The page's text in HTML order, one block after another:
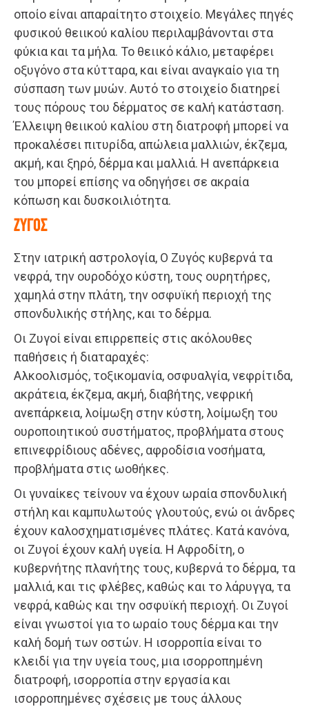
οποίο είναι απαραίτητο στοιχείο. Μεγάλες πηγές
φυσικού θειικού καλίου περιλαμβάνονται στα
φύκια και τα μήλα. Το θειικό κάλιο, μεταφέρει
οξυγόνο στα κύτταρα, και είναι αναγκαίο για τη
σύσπαση των μυών. Αυτό το στοιχείο διατηρεί
τους πόρους του δέρματος σε καλή κατάσταση.
Έλλειψη θειικού καλίου στη διατροφή μπορεί να
προκαλέσει πιτυρίδα, απώλεια μαλλιών, έκζεμα,
ακμή, και ξηρό, δέρμα και μαλλιά. Η ανεπάρκεια
του μπορεί επίσης να οδηγήσει σε ακραία
κόπωση και δυσκοιλιότητα.
ΖΥΓΟΣ
Στην ιατρική αστρολογία, Ο Ζυγός κυβερνά τα
νεφρά, την ουροδόχο κύστη, τους ουρητήρες,
χαμηλά στην πλάτη, την οσφυϊκή περιοχή της
σπονδυλικής στήλης, και το δέρμα.
Οι Ζυγοί είναι επιρρεπείς στις ακόλουθες
παθήσεις ή διαταραχές:
Αλκοολισμός, τοξικομανία, οσφυαλγία, νεφρίτιδα,
ακράτεια, έκζεμα, ακμή, διαβήτης, νεφρική
ανεπάρκεια, λοίμωξη στην κύστη, λοίμωξη του
ουροποιητικού συστήματος, προβλήματα στους
επινεφρίδιους αδένες, αφροδίσια νοσήματα,
προβλήματα στις ωοθήκες.
Οι γυναίκες τείνουν να έχουν ωραία σπονδυλική
στήλη και καμπυλωτούς γλουτούς, ενώ οι άνδρες
έχουν καλοσχηματισμένες πλάτες. Κατά κανόνα,
οι Ζυγοί έχουν καλή υγεία. Η Αφροδίτη, ο
κυβερνήτης πλανήτης τους, κυβερνά το δέρμα, τα
μαλλιά, και τις φλέβες, καθώς και το λάρυγγα, τα
νεφρά, καθώς και την οσφυϊκή περιοχή. Οι Ζυγοί
είναι γνωστοί για το ωραίο τους δέρμα και την
καλή δομή των οστών. Η ισορροπία είναι το
κλειδί για την υγεία τους, μια ισορροπημένη
διατροφή, ισορροπία στην εργασία και
ισορροπημένες σχέσεις με τους άλλους